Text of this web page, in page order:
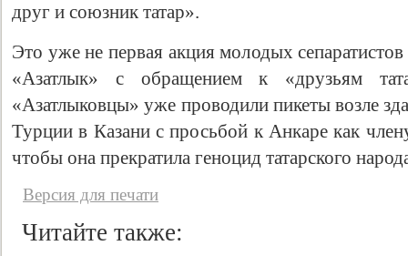
друг и союзник татар».
Это уже не первая акция молодых
«Азатлык» с обращением к «друзьям
«Азатлыковцы» уже проводили пикеты возле
Турции в Казани с просьбой к Анкаре как
чтобы она прекратила геноцид татарского
Версия для печати
Читайте также: